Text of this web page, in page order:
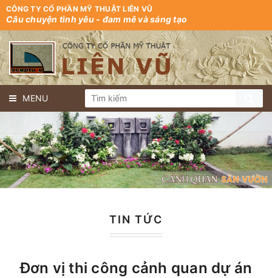
CÔNG TY CỔ PHẦN MỸ THUẬT LIÊN VŨ
Câu chuyện tình yêu - đam mê và sáng tạo
MENU
TIN TỨC
Đơn vị thi công cảnh quan dự án